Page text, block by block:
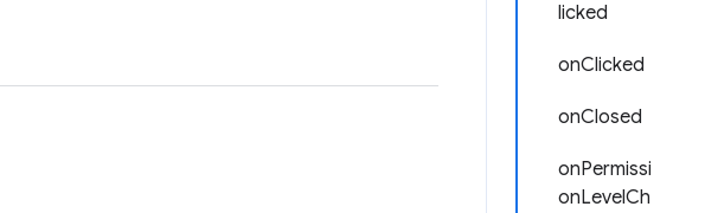
licked
onClicked
onClosed
onPermissi
onLevelCh